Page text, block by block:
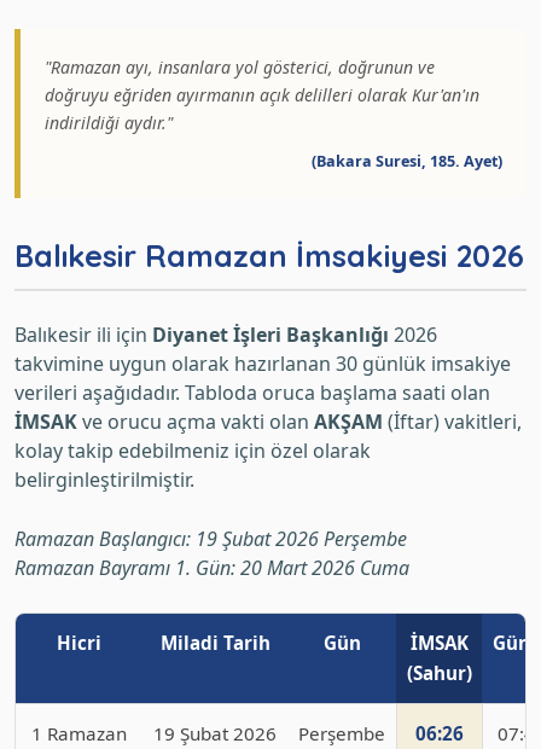
"Ramazan ayı, insanlara yol gösterici, doğrunun ve
doğruyu eğriden ayırmanın açık delilleri olarak Kur'an'ın
indirildiği aydır."
(Bakara Suresi, 185. Ayet)
Balıkesir Ramazan İmsakiyesi 2026
Balıkesir ili için Diyanet İşleri Başkanlığı 2026
takvimine uygun olarak hazırlanan 30 günlük imsakiye
verileri aşağıdadır. Tabloda oruca başlama saati olan
İMSAKve orucu açma vakti olan AKŞAM (İftar) vakitleri,
kolay takip edebilmeniz için özel olarak
belirginleştirilmiştir.
Ramazan Başlangıcı: 19 Şubat 2026 Perşembe
Ramazan Bayramı 1. Gün: 20 Mart 2026 Cuma
Hicri Miladi Tarih Gün
İMSAK
(Sahur)
1 Ramazan 19 Şubat 2026 Perşembe 06:26